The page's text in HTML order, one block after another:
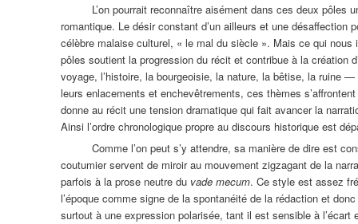
L’on pourrait reconnaître aisément dans ces deux
romantique. Le désir constant d’un ailleurs et une
célèbre malaise culturel, « le mal du siècle ». Mais ce qui
pôles soutient la progression du récit et contribue à la
voyage, l’histoire, la bourgeoisie, la nature, la bêtise, la ruine
leurs enlacements et enchevêtrements, ces thèmes
donne au récit une tension dramatique qui fait avancer la
Ainsi l’ordre chronologique propre au discours historique est
Comme l’on peut s’y attendre, sa manière de dire est
coutumier servent de miroir au mouvement zigzagant de la
parfois à la prose neutre du vade mecum. Ce style est assez
l’époque comme signe de la spontanéité de la rédaction et
surtout à une expression polarisée, tant il est sensible à l’écart